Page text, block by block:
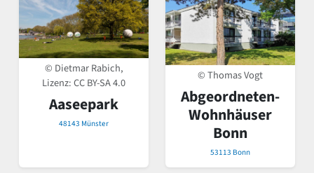
© Dietmar Rabich,
Lizenz:CC BY-SA 4.0
Aaseepark
48143 Münster
© Thomas Vogt
Abgeordneten-
Wohnhäuser
Bonn
53113 Bonn